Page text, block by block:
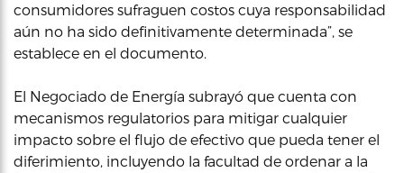
consumidores sufraguen costos cuya responsabilidad
aún no ha sido definitivamente determinada”, se
establece en el documento.
El Negociado de Energía subrayó que cuenta con
mecanismos regulatorios para mitigar cualquier
impacto sobre el flujo de efectivo que pueda tener el
diferimiento, incluyendo la facultad de ordenar a la